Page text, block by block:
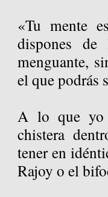
«Tu mente
dispones
menguante,
el que podrás
A lo que yo
chistera
tener en
Rajoy o el